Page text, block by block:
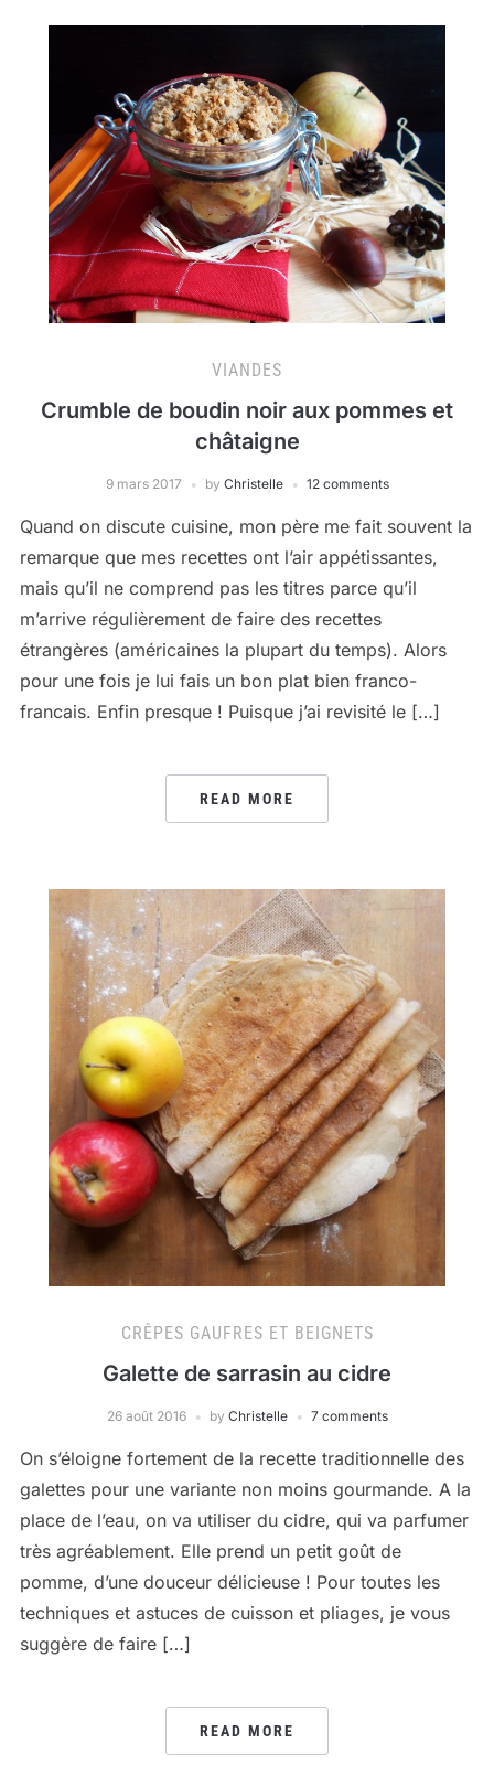
VIANDES
Crumble de boudin noir aux pommes et
châtaigne
9 mars 2017 by Christelle 12 comments
Quand on discute cuisine, mon père me fait souvent la
remarque que mes recettes ont l’air appétissantes,
mais qu’il ne comprend pas les titres parce qu’il
m’arrive régulièrement de faire des recettes
étrangères (américaines la plupart du temps). Alors
pour une fois je lui fais un bon plat bien franco-
francais. Enfin presque ! Puisque j’ai revisité le […]
READ MORE
CRÊPES GAUFRES ET BEIGNETS
Galette de sarrasin au cidre
26 août 2016 by Christelle 7 comments
On s’éloigne fortement de la recette traditionnelle des
galettes pour une variante non moins gourmande. A la
place de l’eau, on va utiliser du cidre, qui va parfumer
très agréablement. Elle prend un petit goût de
pomme, d’une douceur délicieuse ! Pour toutes les
techniques et astuces de cuisson et pliages, je vous
suggère de faire […]
READ MORE